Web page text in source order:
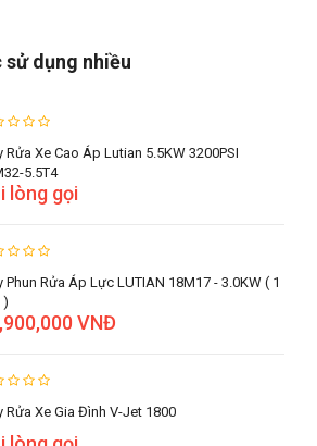
sử dụng nhiều
Rửa Xe Cao Áp Lutian 5.5KW 3200PSI
5.5T4
lòng gọi
Phun Rửa Áp Lực LUTIAN 18M17 - 3.0KW ( 1
)
VNĐ
Rửa Xe Gia Đình V-Jet 1800